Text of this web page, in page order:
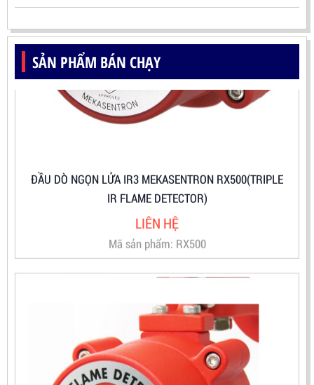
SẢN PHẨM BÁN CHẠY
ĐẦU DÒ NGỌN LỬA IR3 MEKASENTRON RX500(TRIPLE
LIÊN HỆ
Mã sản phẩm: RX500